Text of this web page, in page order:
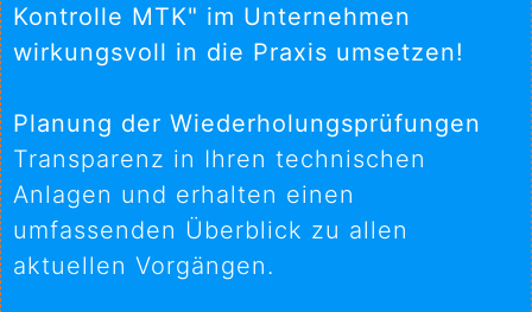
Kontrolle MTK" im Unternehmen
wirkungsvoll in die Praxis umsetzen!
Planung der Wiederholungsprüfungen
Transparenz in Ihren technischen
Anlagen und erhalten einen
umfassenden Überblick zu allen
aktuellen Vorgängen.